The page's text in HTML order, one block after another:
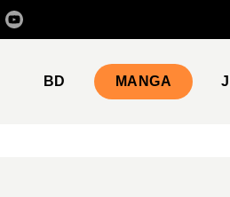
CONTENU
BD MANGA